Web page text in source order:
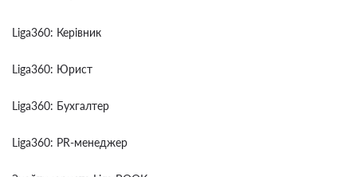
Liga360: Керівник
Liga360: Юрист
Liga360: Бухгалтер
Liga360: PR-менеджер